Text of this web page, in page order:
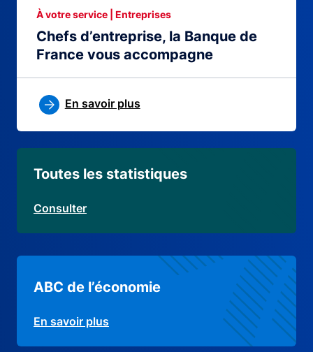
Chefs d’entreprise, la Banque de
France vous accompagne
À votre service | Entreprises
En savoir plus
Toutes les statistiques
Consulter
ABC de l’économie
En savoir plus